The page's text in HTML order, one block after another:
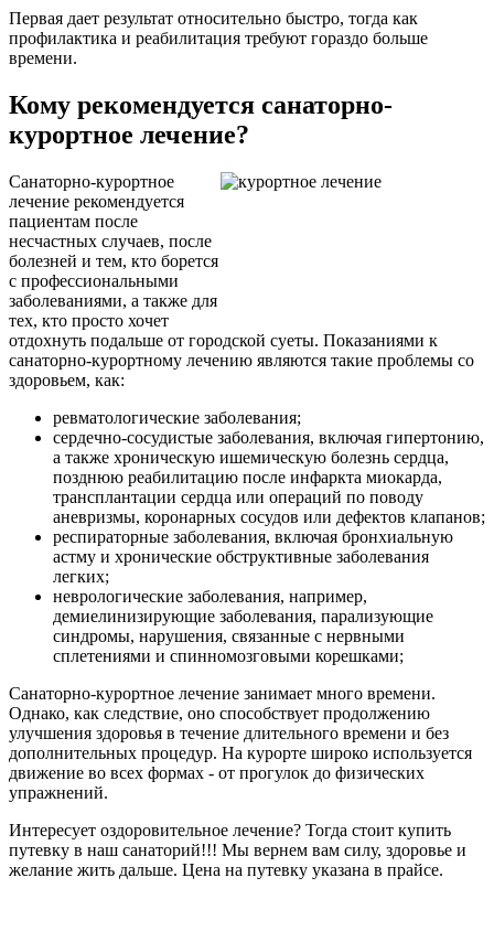
Первая дает результат относительно быстро, тогда как
профилактика и реабилитация требуют гораздо больше
времени.
Кому рекомендуется санаторно-
курортное лечение?
Санаторно-курортное
лечение рекомендуется
пациентам после
несчастных случаев, после
болезней и тем, кто борется
с профессиональными
заболеваниями, а также для
тех, кто просто хочет
отдохнуть подальше от городской суеты. Показаниями к
санаторно-курортному лечению являются такие проблемы со
здоровьем, как:
ревматологические заболевания;
сердечно-сосудистые заболевания, включая гипертонию,
а также хроническую ишемическую болезнь сердца,
позднюю реабилитацию после инфаркта миокарда,
трансплантации сердца или операций по поводу
аневризмы, коронарных сосудов или дефектов клапанов;
респираторные заболевания, включая бронхиальную
астму и хронические обструктивные заболевания
легких;
неврологические заболевания, например,
демиелинизирующие заболевания, парализующие
синдромы, нарушения, связанные с нервными
сплетениями и спинномозговыми корешками;
Санаторно-курортное лечение занимает много времени.
Однако, как следствие, оно способствует продолжению
улучшения здоровья в течение длительного времени и без
дополнительных процедур. На курорте широко используется
движение во всех формах - от прогулок до физических
упражнений.
Интересует оздоровительное лечение? Тогда стоит купить
путевку в наш санаторий!!! Мы вернем вам силу, здоровье и
желание жить дальше. Цена на путевку указана в прайсе.